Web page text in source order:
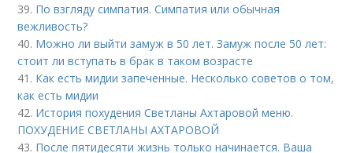
39. По взгляду симпатия. Симпатия или обычная
вежливость?
40. Можно ли выйти замуж в 50 лет. Замуж после 50 лет:
стоит ли вступать в брак в таком возрасте
41. Как есть мидии запеченные. Несколько советов о том,
как есть мидии
42. История похудения Светланы Ахтаровой меню.
ПОХУДЕНИЕ СВЕТЛАНЫ АХТАРОВОЙ
43. После пятидесяти жизнь только начинается. Ваша